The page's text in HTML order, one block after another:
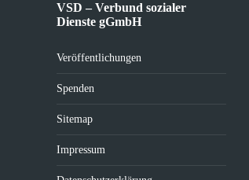
VSD – Verbund sozialer
Dienste gGmbH
Veröffentlichungen
Spenden
Sitemap
Impressum